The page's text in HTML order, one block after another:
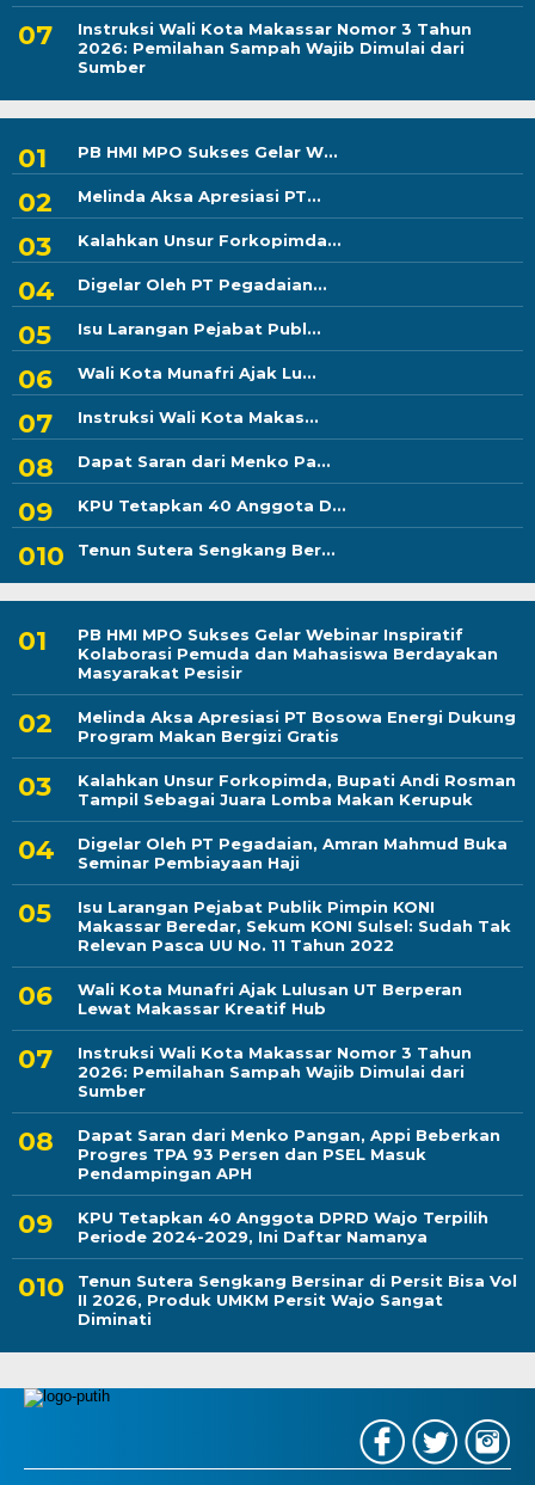
Instruksi Wali Kota Makassar Nomor 3 Tahun
2026: Pemilahan Sampah Wajib Dimulai dari
Sumber
PB HMI MPO Sukses Gelar W...
Melinda Aksa Apresiasi PT...
Kalahkan Unsur Forkopimda...
Digelar Oleh PT Pegadaian...
Isu Larangan Pejabat Publ...
Wali Kota Munafri Ajak Lu...
Instruksi Wali Kota Makas...
Dapat Saran dari Menko Pa...
KPU Tetapkan 40 Anggota D...
Tenun Sutera Sengkang Ber...
PB HMI MPO Sukses Gelar Webinar Inspiratif
Kolaborasi Pemuda dan Mahasiswa Berdayakan
Masyarakat Pesisir
Melinda Aksa Apresiasi PT Bosowa Energi Dukung
Program Makan Bergizi Gratis
Kalahkan Unsur Forkopimda, Bupati Andi Rosman
Tampil Sebagai Juara Lomba Makan Kerupuk
Digelar Oleh PT Pegadaian, Amran Mahmud Buka
Seminar Pembiayaan Haji
Isu Larangan Pejabat Publik Pimpin KONI
Makassar Beredar, Sekum KONI Sulsel: Sudah Tak
Relevan Pasca UU No. 11 Tahun 2022
Wali Kota Munafri Ajak Lulusan UT Berperan
Lewat Makassar Kreatif Hub
Instruksi Wali Kota Makassar Nomor 3 Tahun
2026: Pemilahan Sampah Wajib Dimulai dari
Sumber
Dapat Saran dari Menko Pangan, Appi Beberkan
Progres TPA 93 Persen dan PSEL Masuk
Pendampingan APH
KPU Tetapkan 40 Anggota DPRD Wajo Terpilih
Periode 2024-2029, Ini Daftar Namanya
Tenun Sutera Sengkang Bersinar di Persit Bisa Vol
II 2026, Produk UMKM Persit Wajo Sangat
Diminati